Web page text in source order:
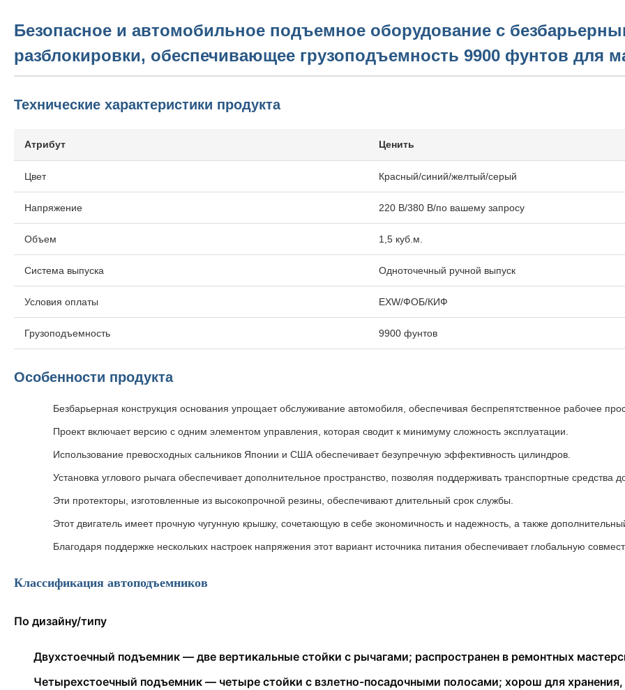
Безопасное и автомобильное подъемное оборудование с
разблокировки, обеспечивающее грузоподъемность 9900 фунтов для
Технические характеристики продукта
Атрибут Ценить
Цвет Красный/синий/желтый/серый
Напряжение 220 В/380 В/по вашему запросу
Объем 1,5 куб.м.
Система выпуска Одноточечный ручной выпуск
Условия оплаты EXW/ФОБ/КИФ
Грузоподъемность 9900 фунтов
Особенности продукта
Безбарьерная конструкция основания упрощает обслуживание автомобиля, обеспечивая беспрепятственное рабочее
Проект включает версию с одним элементом управления, которая сводит к минимуму сложность эксплуатации.
Использование превосходных сальников Японии и США обеспечивает безупречную эффективность цилиндров.
Установка углового рычага обеспечивает дополнительное пространство, позволяя поддерживать транспортные средства
Эти протекторы, изготовленные из высокопрочной резины, обеспечивают длительный срок службы.
Этот двигатель имеет прочную чугунную крышку, сочетающую в себе экономичность и надежность, а также
Благодаря поддержке нескольких настроек напряжения этот вариант источника питания обеспечивает глобальную
Классификация автоподъемников
По дизайну/типу
Двухстоечный подъемник — две вертикальные стойки с рычагами; распространен в ремонтных
Четырехстоечный подъемник — четыре стойки с взлетно-посадочными полосами; хорош для